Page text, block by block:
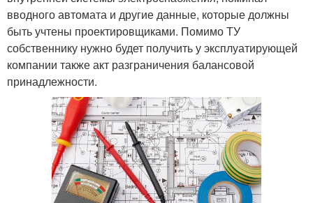
вводного автомата и другие данные, которые должны
быть учтены проектировщиками. Помимо ТУ
собственнику нужно будет получить у эксплуатирующей
компании также акт разграничения балансовой
принадлежности.